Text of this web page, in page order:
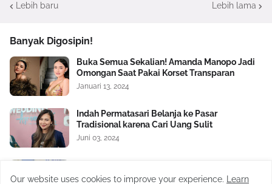
Lebih baru Lebih lama
Banyak Digosipin!
Buka Semua Sekalian! Amanda Manopo Jadi
Omongan Saat Pakai Korset Transparan
Januari 13, 2024
Indah Permatasari Belanja ke Pasar
Tradisional karena Cari Uang Sulit
Juni 03, 2024
Akan Buka Semua Aib Ria Ricis
Our website uses cookies to improve your experience.
Learn